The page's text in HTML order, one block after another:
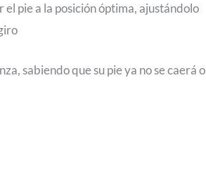
pie a la posición óptima, ajustándolo
sabiendo que su pie ya no se caerá o